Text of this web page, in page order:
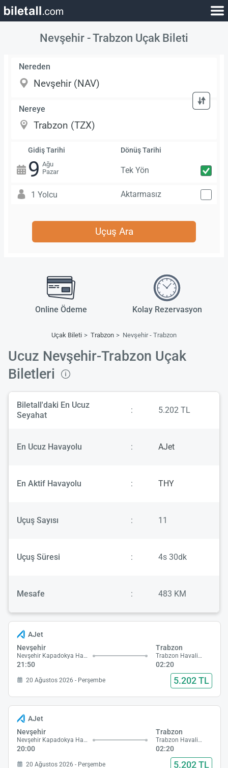
Nevşehir - Trabzon Uçak Bileti
Nereden
Nereye
Gidiş Tarihi
9 Ağu
Pazar
Dönüş Tarihi
Tek Yön
1 Yolcu Aktarmasız
Uçuş Ara
Online Ödeme Kolay Rezervasyon
Uçak Bileti Trabzon Nevşehir - Trabzon
Ucuz Nevşehir-Trabzon Uçak
Biletleri
Biletall'daki En Ucuz
Seyahat
: 5.202 TL
En Ucuz Havayolu : AJet
En Aktif Havayolu : THY
Uçuş Sayısı : 11
Uçuş Süresi : 4s 30dk
Mesafe : 483 KM
AJet
Nevşehir
Nevşehir Kapadokya Havalimanı
21:50
Trabzon
Trabzon Havalimanı
02:20
20 Ağustos 2026 - Perşembe 5.202 TL
AJet
Nevşehir
Nevşehir Kapadokya Havalimanı
20:00
Trabzon
Trabzon Havalimanı
02:20
20 Ağustos 2026 - Perşembe 5.202 TL